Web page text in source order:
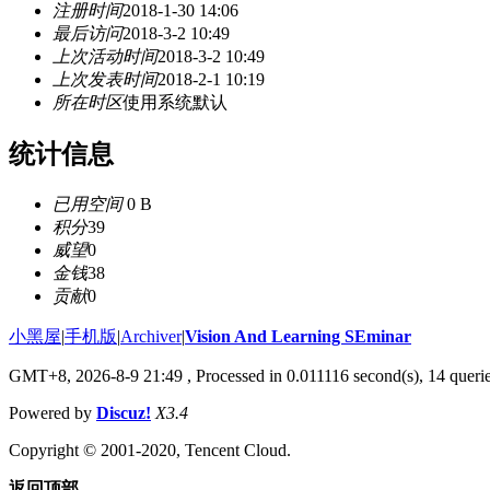
注册时间2018-1-30 14:06
最后访问2018-3-2 10:49
上次活动时间2018-3-2 10:49
上次发表时间2018-2-1 10:19
所在时区使用系统默认
统计信息
已用空间0 B
积分39
威望0
金钱38
贡献0
小黑屋|手机版|Archiver|Vision And Learning SEminar
GMT+8, 2026-8-9 21:49 , Processed in 0.011116 second(s), 14
Powered by Discuz! X3.4
Copyright © 2001-2020, Tencent Cloud.